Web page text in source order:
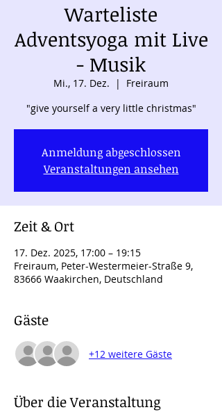
Warteliste
Adventsyoga mit Live
- Musik
Mi., 17. Dez.
  |
Freiraum
Anmeldung abgeschlossen
Veranstaltungen ansehen
Zeit & Ort
17. Dez. 2025, 17:00 – 19:15
Freiraum, Peter-Westermeier-Straße 9,
83666 Waakirchen, Deutschland
Gäste
+12 weitere Gäste
Über die Veranstaltung